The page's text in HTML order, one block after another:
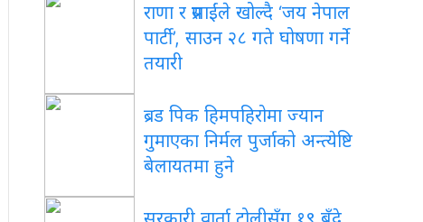
राणा र प्रसाईंले खोल्दै ‘जय नेपाल
पार्टी’, साउन २८ गते घोषणा गर्ने
तयारी
ब्रड पिक हिमपहिरोमा ज्यान
गुमाएका निर्मल पुर्जाको अन्त्येष्टि
बेलायतमा हुने